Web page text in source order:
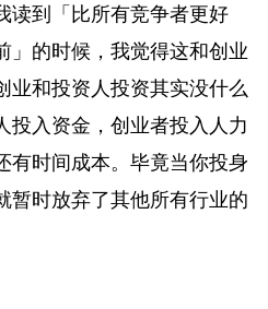
读到「比所有竞争者更好
」的时候，我觉得这和创业
业和投资人投资其实没什么
投入资金，创业者投入人力
有时间成本。毕竟当你投身
暂时放弃了其他所有行业的